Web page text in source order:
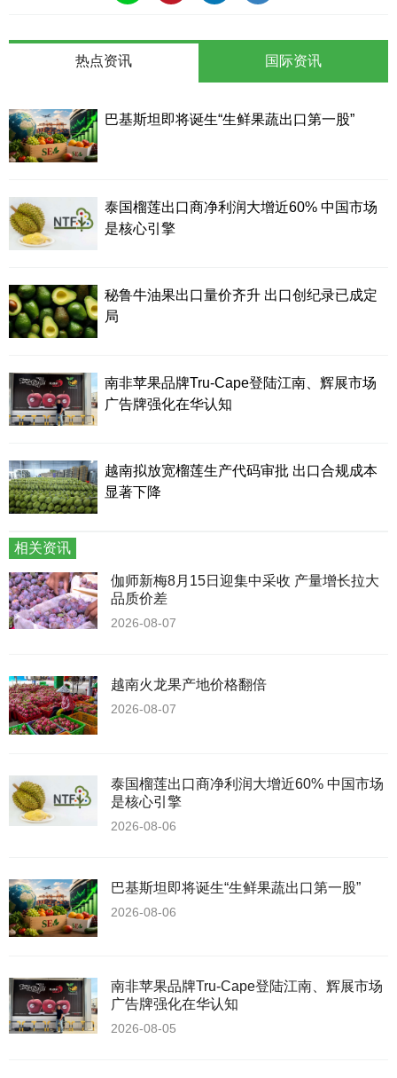
热点资讯
巴基斯坦即将诞生“生鲜果蔬出口第一股”
泰国榴莲出口商净利润大增近60% 中国市场
是核心引擎
秘鲁牛油果出口量价齐升 出口创纪录已成定
局
南非苹果品牌Tru-Cape登陆江南、辉展市场
广告牌强化在华认知
越南拟放宽榴莲生产代码审批 出口合规成本
显著下降
国际资讯
相关资讯
伽师新梅8月15日迎集中采收 产量增长拉大
品质价差
2026-08-07
越南火龙果产地价格翻倍
2026-08-07
泰国榴莲出口商净利润大增近60% 中国市场
是核心引擎
2026-08-06
巴基斯坦即将诞生“生鲜果蔬出口第一股”
2026-08-06
南非苹果品牌Tru-Cape登陆江南、辉展市场
广告牌强化在华认知
2026-08-05